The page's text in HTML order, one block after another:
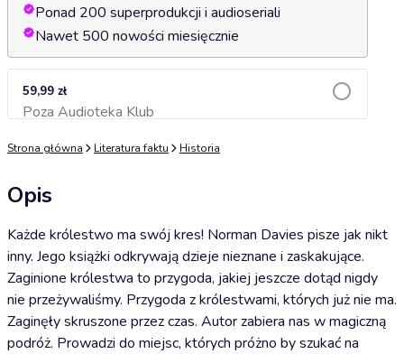
Ponad 200 superprodukcji i audioseriali
Nawet 500 nowości miesięcznie
59,99 zł
Poza Audioteka KlubDodaj do koszyka
Strona główna Literatura faktu Historia
Opis
Każde królestwo ma swój kres! Norman Davies pisze jak nikt
inny. Jego książki odkrywają dzieje nieznane i zaskakujące.
Zaginione królestwa to przygoda, jakiej jeszcze dotąd nigdy
nie przeżywaliśmy. Przygoda z królestwami, których już nie ma.
Zaginęły skruszone przez czas. Autor zabiera nas w magiczną
podróż. Prowadzi do miejsc, których próżno by szukać na